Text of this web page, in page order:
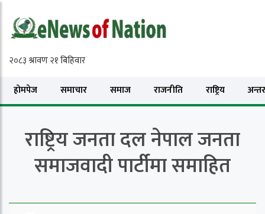
होमपेज समाचार समाज राजनीति राष्ट्रिय
राष्ट्रिय जनता दल नेपाल जनता
समाजवादी पार्टीमा समाहित